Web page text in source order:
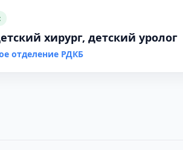
хирург, детский уролог
отделение РДКБ